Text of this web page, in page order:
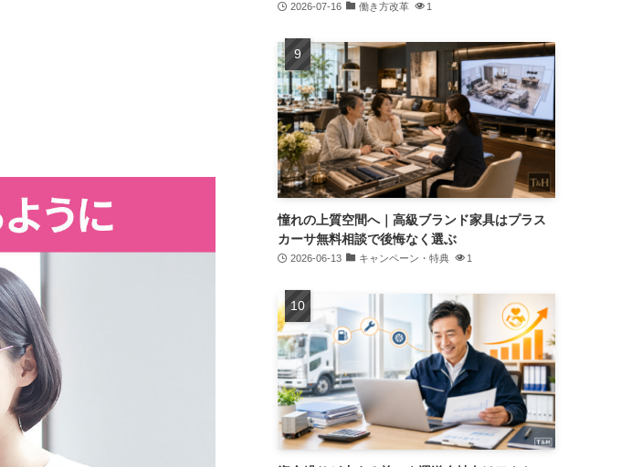
2026-07-16 働き方改革 1
憧れの上質空間へ｜高級ブランド家具はプラス
カーサ無料相談で後悔なく選ぶ
2026-06-13 キャンペーン・特典 1